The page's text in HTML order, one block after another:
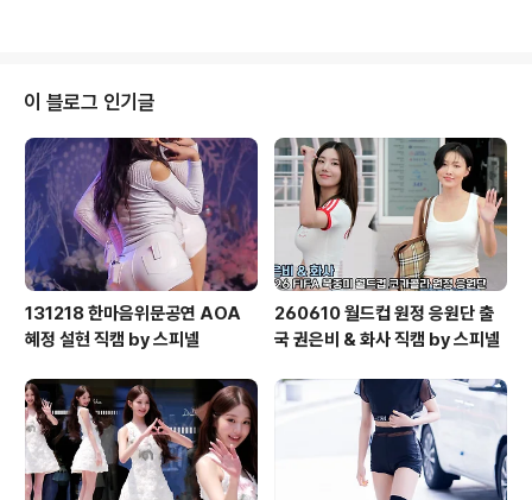
이 블로그 인기글
131218 한마음위문공연 AOA
혜정 설현 직캠 by 스피넬
260610 월드컵 원정 응원단 출
국 권은비 & 화사 직캠 by 스피넬